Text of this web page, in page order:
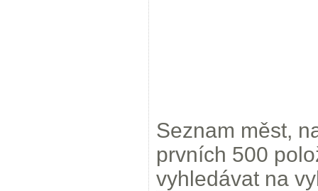
Seznam měst,
prvních 500
vyhledávat na